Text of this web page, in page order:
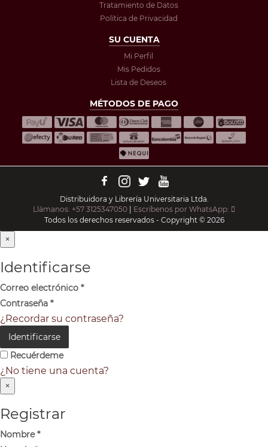
Tratamiento de Datos
Política de Privacidad
SU CUENTA
Mi Perfil
Mis Pedidos
Lista de Deseos
MÉTODOS DE PAGO
Distribuidora y Librería Universitaria Ltda.
Llámanos: +57 3125347050
Escríbenos por WhatsApp:
Todos los derechos reservados - Copyright © 2026
×
Identificarse
Correo electrónico *
Contraseña *
¿Recordar su contraseña?
Identificarse
Recuérdeme
¿No tiene una cuenta?
×
Registrar
Nombre*